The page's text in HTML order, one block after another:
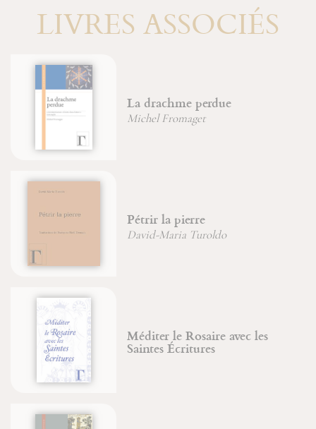
LIVRES ASSOCIÉS
La drachme perdue
Michel Fromaget
Pétrir la pierre
David-Maria Turoldo
Méditer le Rosaire avec les
Saintes Écritures